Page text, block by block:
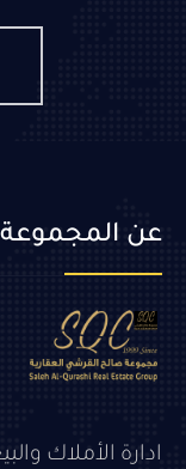
عن المجموعة
ادارة الأملاك